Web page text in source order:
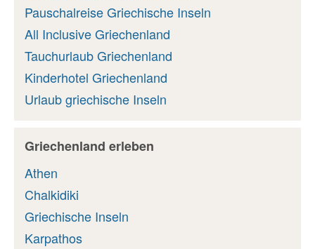
Pauschalreise Griechische Inseln
All Inclusive Griechenland
Tauchurlaub Griechenland
Kinderhotel Griechenland
Urlaub griechische Inseln
Griechenland erleben
Athen
Chalkidiki
Griechische Inseln
Karpathos